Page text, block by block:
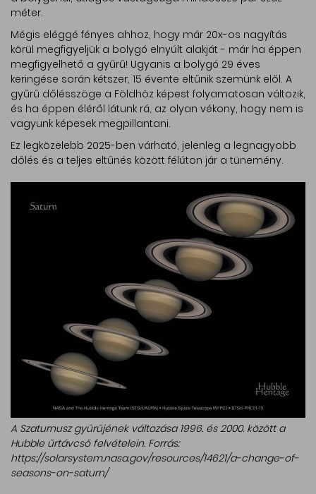
méter.
Mégis eléggé fényes ahhoz, hogy már 20x-os nagyítás
körül megfigyeljük a bolygó elnyúlt alakját - már ha éppen
megfigyelhető a gyűrű! Ugyanis a bolygó 29 éves
keringése során kétszer, 15 évente eltűnik szemünk elől. A
gyűrű dőlésszöge a Földhöz képest folyamatosan változik,
és ha éppen éléről látunk rá, az olyan vékony, hogy nem is
vagyunk képesek megpillantani.
Ez legközelebb 2025-ben várható, jelenleg a legnagyobb
dőlés és a teljes eltűnés között félúton jár a tünemény.
A Szaturnusz gyűrűjének változása 1996. és 2000. között a
Hubble űrtávcső felvételein. Forrás:
https://solarsystem.nasa.gov/resources/14621/a-change-of-
seasons-on-saturn/